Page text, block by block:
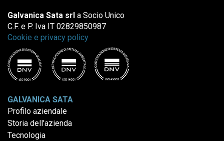
Galvanica Sata srl a Socio Unico
C.F. e P. Iva IT 02829850987
Cookie e privacy policy
GALVANICA SATA
Profilo aziendale
Storia dell'azienda
Tecnologia